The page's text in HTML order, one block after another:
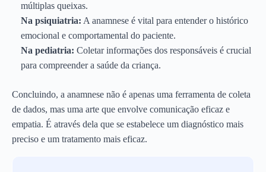
múltiplas queixas.
Na psiquiatria: A anamnese é vital para entender o histórico
emocional e comportamental do paciente.
Na pediatria: Coletar informações dos responsáveis é crucial
para compreender a saúde da criança.
Concluindo, a anamnese não é apenas uma ferramenta de coleta
de dados, mas uma arte que envolve comunicação eficaz e
empatia. É através dela que se estabelece um diagnóstico mais
preciso e um tratamento mais eficaz.